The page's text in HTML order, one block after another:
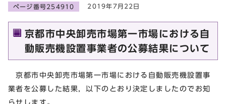
ページ番号254910 2019年7月22日
京都市中央卸売市場第一市場における自
動販売機設置事業者の公募結果について
京都市中央卸売市場第一市場における自動販売機設置事
業者を公募した結果，以下のとおり決定しましたのでお知
らせします。